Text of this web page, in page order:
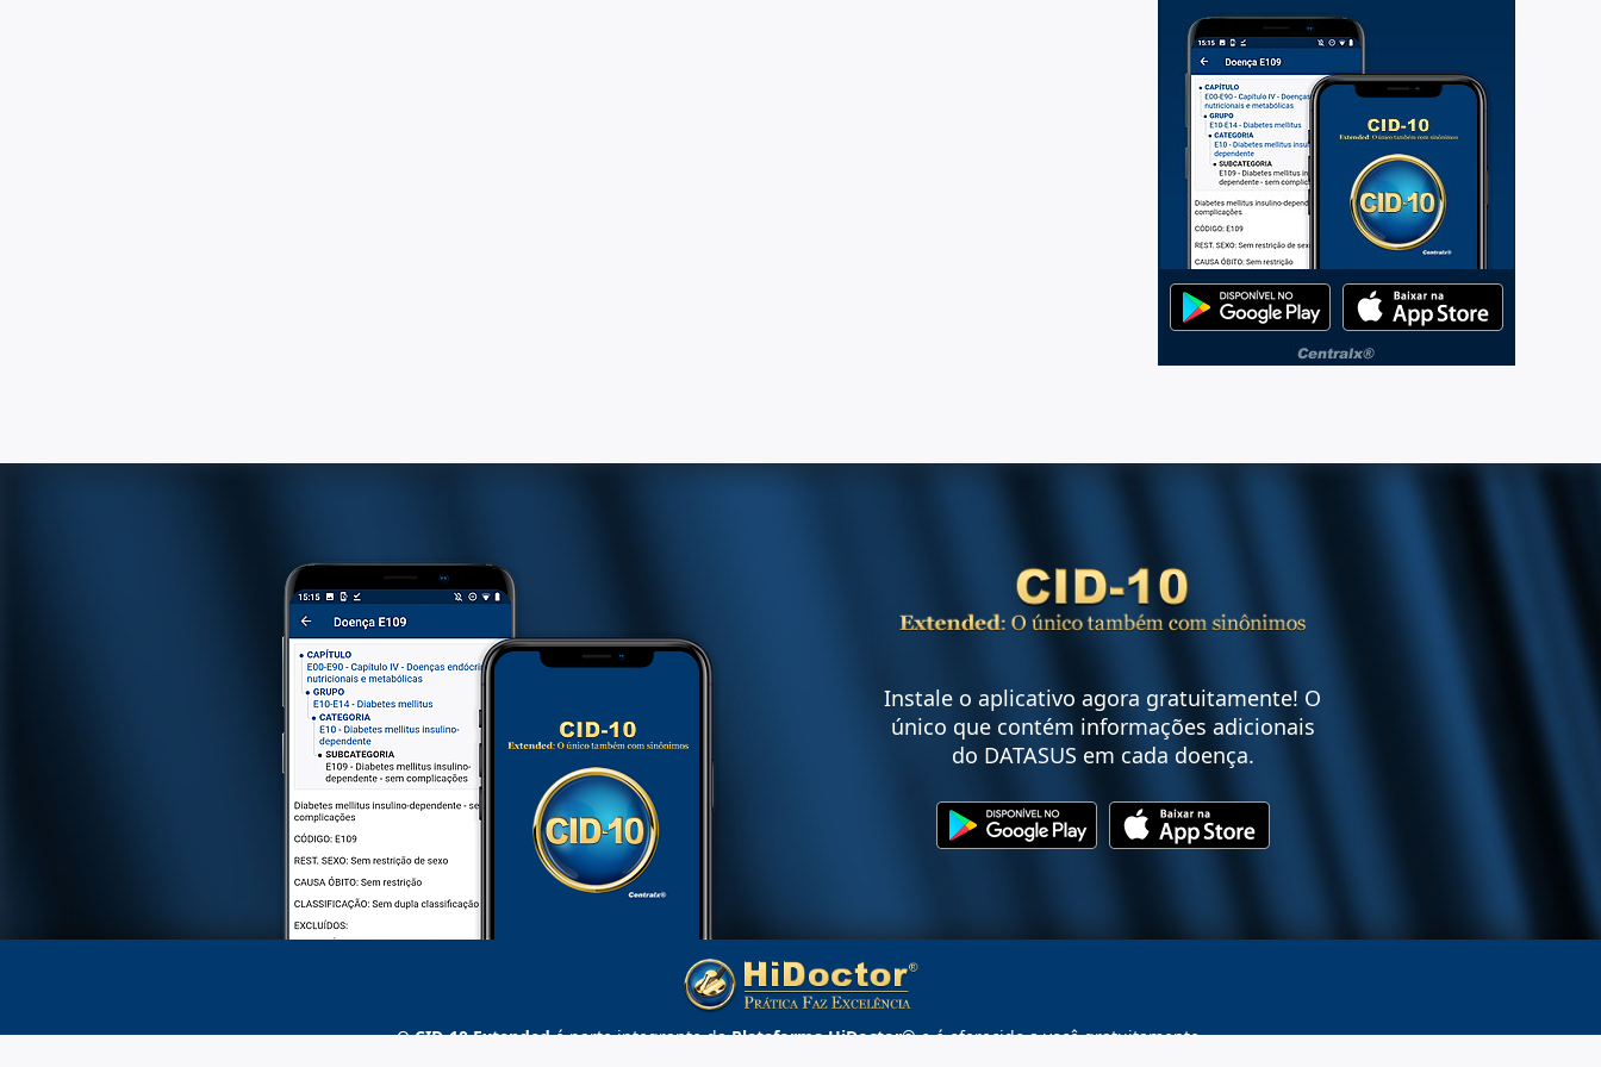
Instale o aplicativo agora gratuitamente! O
único que contém informações adicionais
do DATASUS em cada doença.
OCID-10 Extendedé parte integrante daPlataforma HiDoctor®e é oferecido a você gratuitamente.